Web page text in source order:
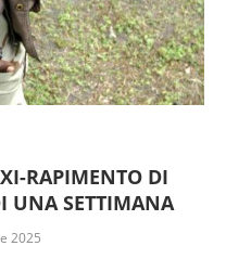
RAPIMENTO DI
UNA SETTIMANA
2025